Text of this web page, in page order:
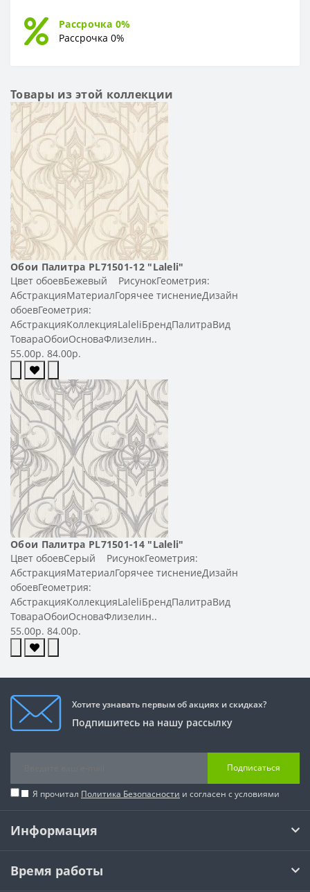
Рассрочка 0%
Рассрочка 0%
Товары из этой коллекции
Обои Палитра PL71501-12 "Laleli"
Цвет обоевБежевый РисунокГеометрия:
АбстракцияМатериалГорячее тиснениеДизайн
обоевГеометрия:
АбстракцияКоллекцияLaleliБрендПалитраВид
ТовараОбоиОсноваФлизелин..
55.00р. 84.00р.
Обои Палитра PL71501-14 "Laleli"
Цвет обоевСерый РисунокГеометрия:
АбстракцияМатериалГорячее тиснениеДизайн
обоевГеометрия:
АбстракцияКоллекцияLaleliБрендПалитраВид
ТовараОбоиОсноваФлизелин..
55.00р. 84.00р.
Хотите узнавать первым об акциях и скидках?
Подпишитесь на нашу рассылку
Подписаться
Я прочитал Политика Безопасности и согласен с условиями
Информация
Время работы